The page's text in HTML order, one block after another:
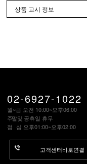
상품 고시 정보
02-6927-1022
월~금 오전 10:00~오후06:00
주말및 공휴일 휴무
점 심 오후01:00~오후02:00
고객센터바로연결